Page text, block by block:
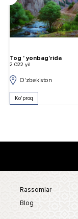
Tog ' yonbag'rida
2 022 yil
O'zbekiston
Ko'proq
Rassomlar
Blog